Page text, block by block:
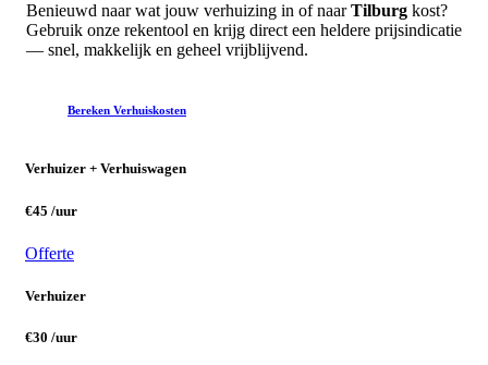
Benieuwd naar wat jouw verhuizing in of naarTilburg kost?
Gebruik onze rekentool en krijg direct een heldere prijsindicatie
— snel, makkelijk en geheel vrijblijvend.
Bereken Verhuiskosten
Verhuizer + Verhuiswagen
€45 /uur
Offerte
Verhuizer
€30 /uur